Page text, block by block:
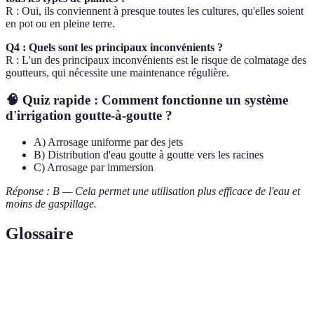
R : Oui, ils conviennent à presque toutes les cultures, qu'elles soient
en pot ou en pleine terre.
Q4 : Quels sont les principaux inconvénients ?
R : L'un des principaux inconvénients est le risque de colmatage des
goutteurs, qui nécessite une maintenance régulière.
🧠 Quiz rapide : Comment fonctionne un système
d'irrigation goutte-à-goutte ?
A) Arrosage uniforme par des jets
B) Distribution d'eau goutte à goutte vers les racines
C) Arrosage par immersion
Réponse : B — Cela permet une utilisation plus efficace de l'eau et
moins de gaspillage.
Glossaire